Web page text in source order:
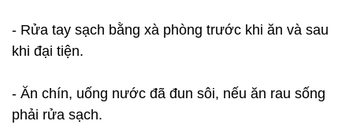
- Rửa tay sạch bằng xà phòng trước khi ăn và sau
khi đại tiện.
- Ăn chín, uống nước đã đun sôi, nếu ăn rau sống
phải rửa sạch.